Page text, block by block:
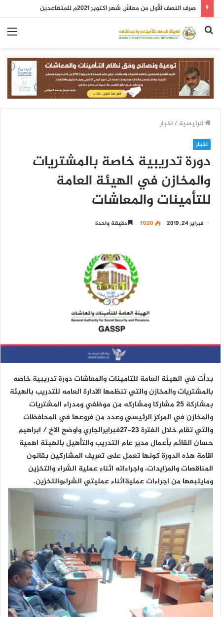
صرف النصف الأول من معاش شهر اكتوبر 2021م للمتقاعدين
بحث
الرئيسية /اخبار
اخبار
دورة تدريبية خاصة بالمشتريات
والمخازن في الهيئة العامة
للتأمينات والمعاشات
فبراير 24, 2019 1٬020 دقيقة واحدة
بدأت في الهيئة العامة للتامينات والمعاشات دورة تدريبية خاصه
بالمشتريات والمخازن والتي تنظمها الادارة العامه للتدريب بالهيئة
بمشاركة 25 مشاركا ومشاركه من موظفي ومدراء المشتريات
والمخازن في المركز الرئيسي وعدد من فروعها في المحافظات
والتي تقام خلال الفترة 23-27فبرايرالجاري واوضح الاخ / ابراهيم
حسان القائم بأعمال مدير عام التدريب والتأهيل بالهيئة اهمية
اقامة هذه الدورة كونها تعمل على تعريف المشاركين بقانون
المناقصات والمزايدات، واجراءاته اثناء عملية الشراء والتخزين
ومايتبعها من اجراءات عمليةاثناء عمليتي الشراءوالتخزين.